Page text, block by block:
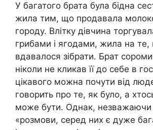
У багатого брата була бідна
жила тим, що продавала
городу. Влітку дівчина
грибами і ягодами, жила на
вдавалося зібрати. Брат
ніколи не кликав її до себе в
цікавого можна почути від
говорить про те, як було, а
може бути. Однак, незважаючи
«розмови, серед них є дуже